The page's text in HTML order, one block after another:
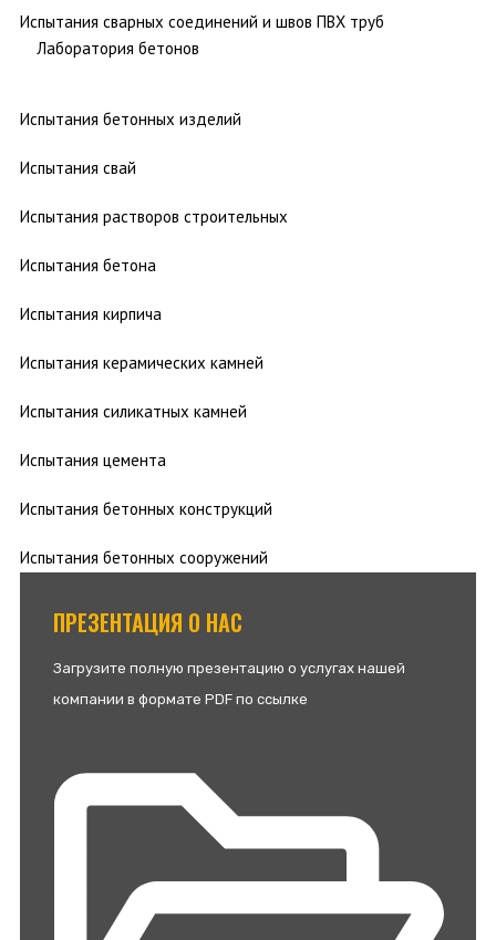
Испытания сварных соединений и швов ПВХ труб
Лаборатория бетонов
Испытания бетонных изделий
Испытания свай
Испытания растворов строительных
Испытания бетона
Испытания кирпича
Испытания керамических камней
Испытания силикатных камней
Испытания цемента
Испытания бетонных конструкций
Испытания бетонных сооружений
ПРЕЗЕНТАЦИЯ О НАС
Загрузите полную презентацию о услугах нашей
компании в формате PDF по ссылке